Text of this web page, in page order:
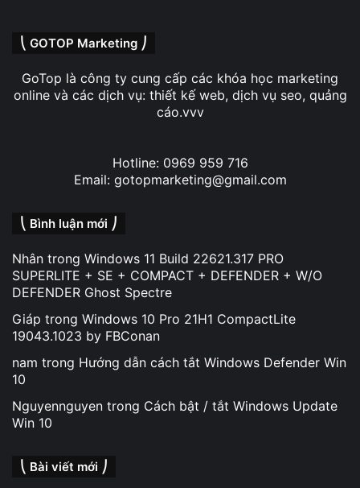
⎝ GOTOP Marketing ⎠
GoTop là công ty cung cấp các khóa học marketing
online và các dịch vụ: thiết kế web, dịch vụ seo, quảng
cáo.vvv
Hotline: 0969 959 716
Email: gotopmarketing@gmail.com
⎝ Bình luận mới ⎠
Nhân trong Windows 11 Build 22621.317 PRO
SUPERLITE + SE + COMPACT + DEFENDER + W/O
DEFENDER Ghost Spectre
Giáp trong Windows 10 Pro 21H1 CompactLite
19043.1023 by FBConan
nam trong Hướng dẫn cách tắt Windows Defender Win
10
Nguyennguyen trong Cách bật / tắt Windows Update
Win 10
⎝ Bài viết mới ⎠